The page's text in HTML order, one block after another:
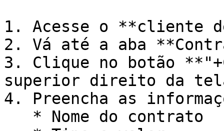
1. Acesse o **cliente
2. Vá até a aba
3. Clique no botão
superior direito da
4. Preencha as